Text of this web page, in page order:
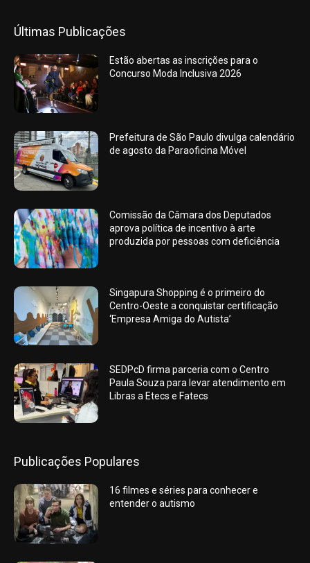
Últimas Publicações
Estão abertas as inscrições para o
Concurso Moda Inclusiva 2026
Prefeitura de São Paulo divulga calendário
de agosto da Paraoficina Móvel
Comissão da Câmara dos Deputados
aprova política de incentivo à arte
produzida por pessoas com deficiência
Singapura Shopping é o primeiro do
Centro-Oeste a conquistar certificação
‘Empresa Amiga do Autista’
SEDPcD firma parceria com o Centro
Paula Souza para levar atendimento em
Libras a Etecs e Fatecs
Publicações Populares
16 filmes e séries para conhecer e
entender o autismo